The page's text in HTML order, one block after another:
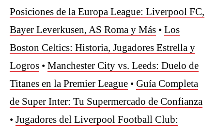
Posiciones de la Europa League: Liverpool FC,
Bayer Leverkusen, AS Roma y Más • Los
Boston Celtics: Historia, Jugadores Estrella y
Logros • Manchester City vs. Leeds: Duelo de
Titanes en la Premier League • Guía Completa
de Super Inter: Tu Supermercado de Confianza
• Jugadores del Liverpool Football Club: